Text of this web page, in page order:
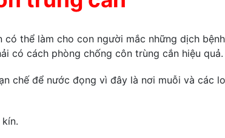
thể làm cho con người mắc những dịch
có cách phòng chống côn trùng cắn hiệu quả.
chế để nước đọng vì đây là nơi muỗi và các